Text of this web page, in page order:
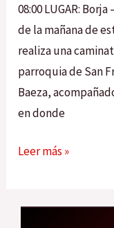
08:00 LUGAR: Borja
de la mañana de
realiza una
parroquia de San
Baeza,
en donde
Leer más »